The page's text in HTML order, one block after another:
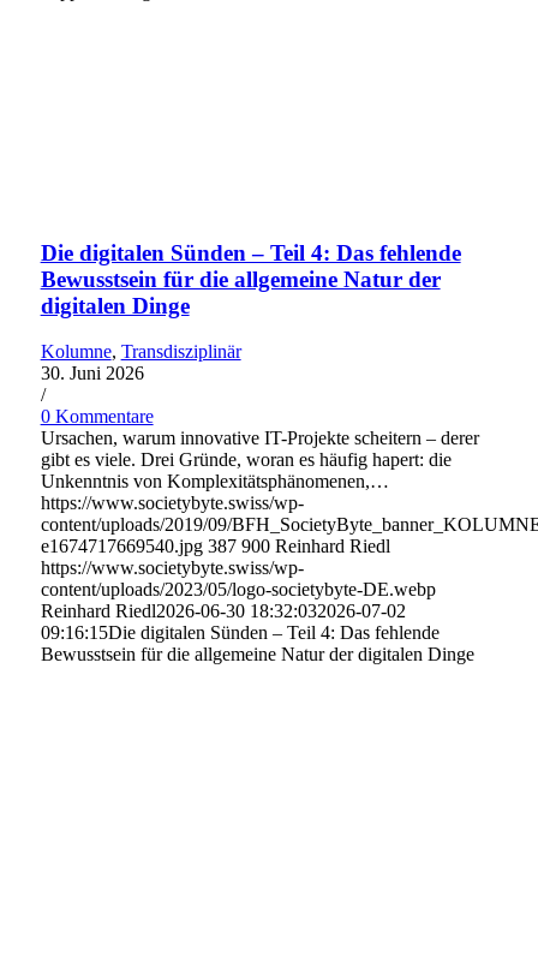
Die digitalen Sünden – Teil 4: Das fehlende
Bewusstsein für die allgemeine Natur der
digitalen Dinge
Kolumne, Transdisziplinär
30. Juni 2026
/
0 Kommentare
Ursachen, warum innovative IT-Projekte scheitern – derer
gibt es viele. Drei Gründe, woran es häufig hapert: die
Unkenntnis von Komplexitätsphänomenen,…
https://www.societybyte.swiss/wp-
content/uploads/2019/09/
e1674717669540.jpg 387 900 Reinhard Riedl
https://www.societybyte.swiss/wp-
content/uploads/2023/05/logo-societybyte-DE.webp
Reinhard Riedl2026-06-30 18:32:032026-07-02
09:16:15Die digitalen Sünden – Teil 4: Das fehlende
Bewusstsein für die allgemeine Natur der digitalen Dinge